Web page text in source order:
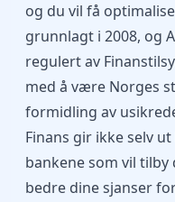
og du vil få
grunnlagt i 2008, og
regulert av
med å være Norges
formidling av
Finans gir ikke selv
bankene som vil tilby
bedre dine sjanser